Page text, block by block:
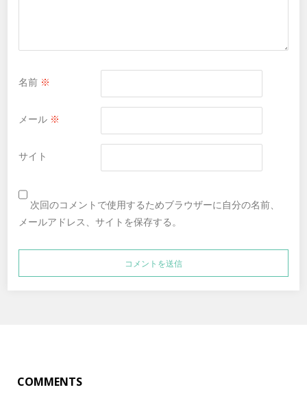
名前 ※
メール ※
サイト
次回のコメントで使用するためブラウザーに自分の名前、
メールアドレス、サイトを保存する。
COMMENTS